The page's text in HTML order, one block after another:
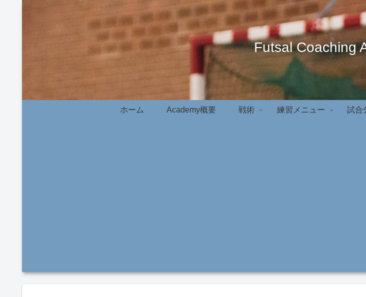
Futsal Coaching
ホーム Academy概要 戦術 練習メニュー 試合